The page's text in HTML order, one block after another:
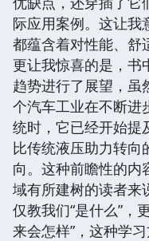
际应用案例。这让我
都蕴含着对性能、舒
更让我惊喜的是，书
趋势进行了展望，虽
个汽车工业在不断进
统时，它已经开始提
比传统液压助力转向
向。这种前瞻性的内
域有所建树的读者来
仅教我们“是什么”，
来会怎样”，这种学